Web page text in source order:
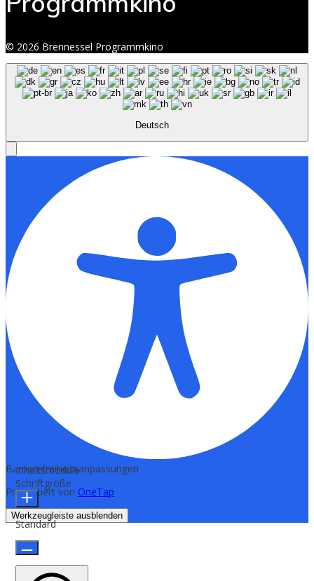
© 2026 Brennessel Programmkino
Deutsch
Barrierefreiheitsanpassungen
Präsentiert von OneTap
Werkzeugleiste ausblenden
Inhaltsmodule
Schriftgröße
Standard